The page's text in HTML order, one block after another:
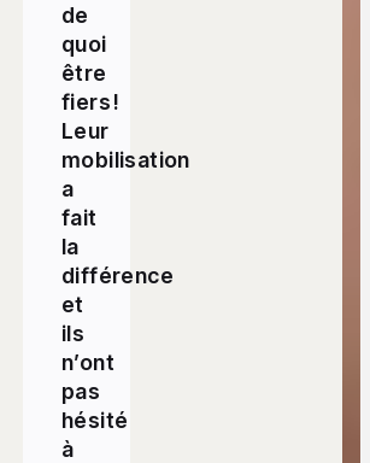
de
quoi
être
fiers !
Leur
mobilisation
a
fait
la
différence
et
ils
n’ont
pas
hésité
à